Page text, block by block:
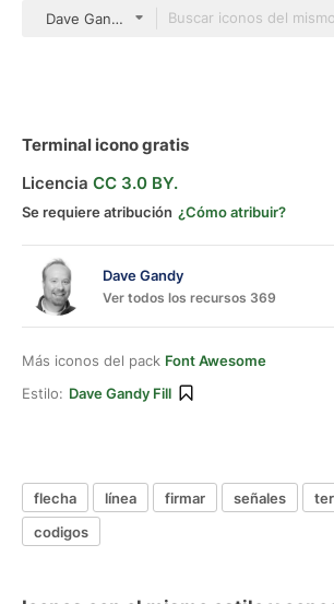
Dave Gandy Fill
Terminal icono gratis
Licencia CC 3.0 BY.
Se requiere atribución ¿Cómo atribuir?
Dave Gandy
Ver todos los recursos 369
Más iconos del pack Font Awesome
Estilo: Dave Gandy Fill
flecha línea firmar señales
codigos